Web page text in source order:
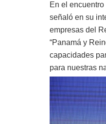
En el
señaló en su
empresas del
“Panamá y
capacidades
para nuestras